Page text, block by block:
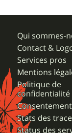
Qui sommes-
Contact &
Services pros
Mentions
Politique de
confidentialité
Stats des
Status des